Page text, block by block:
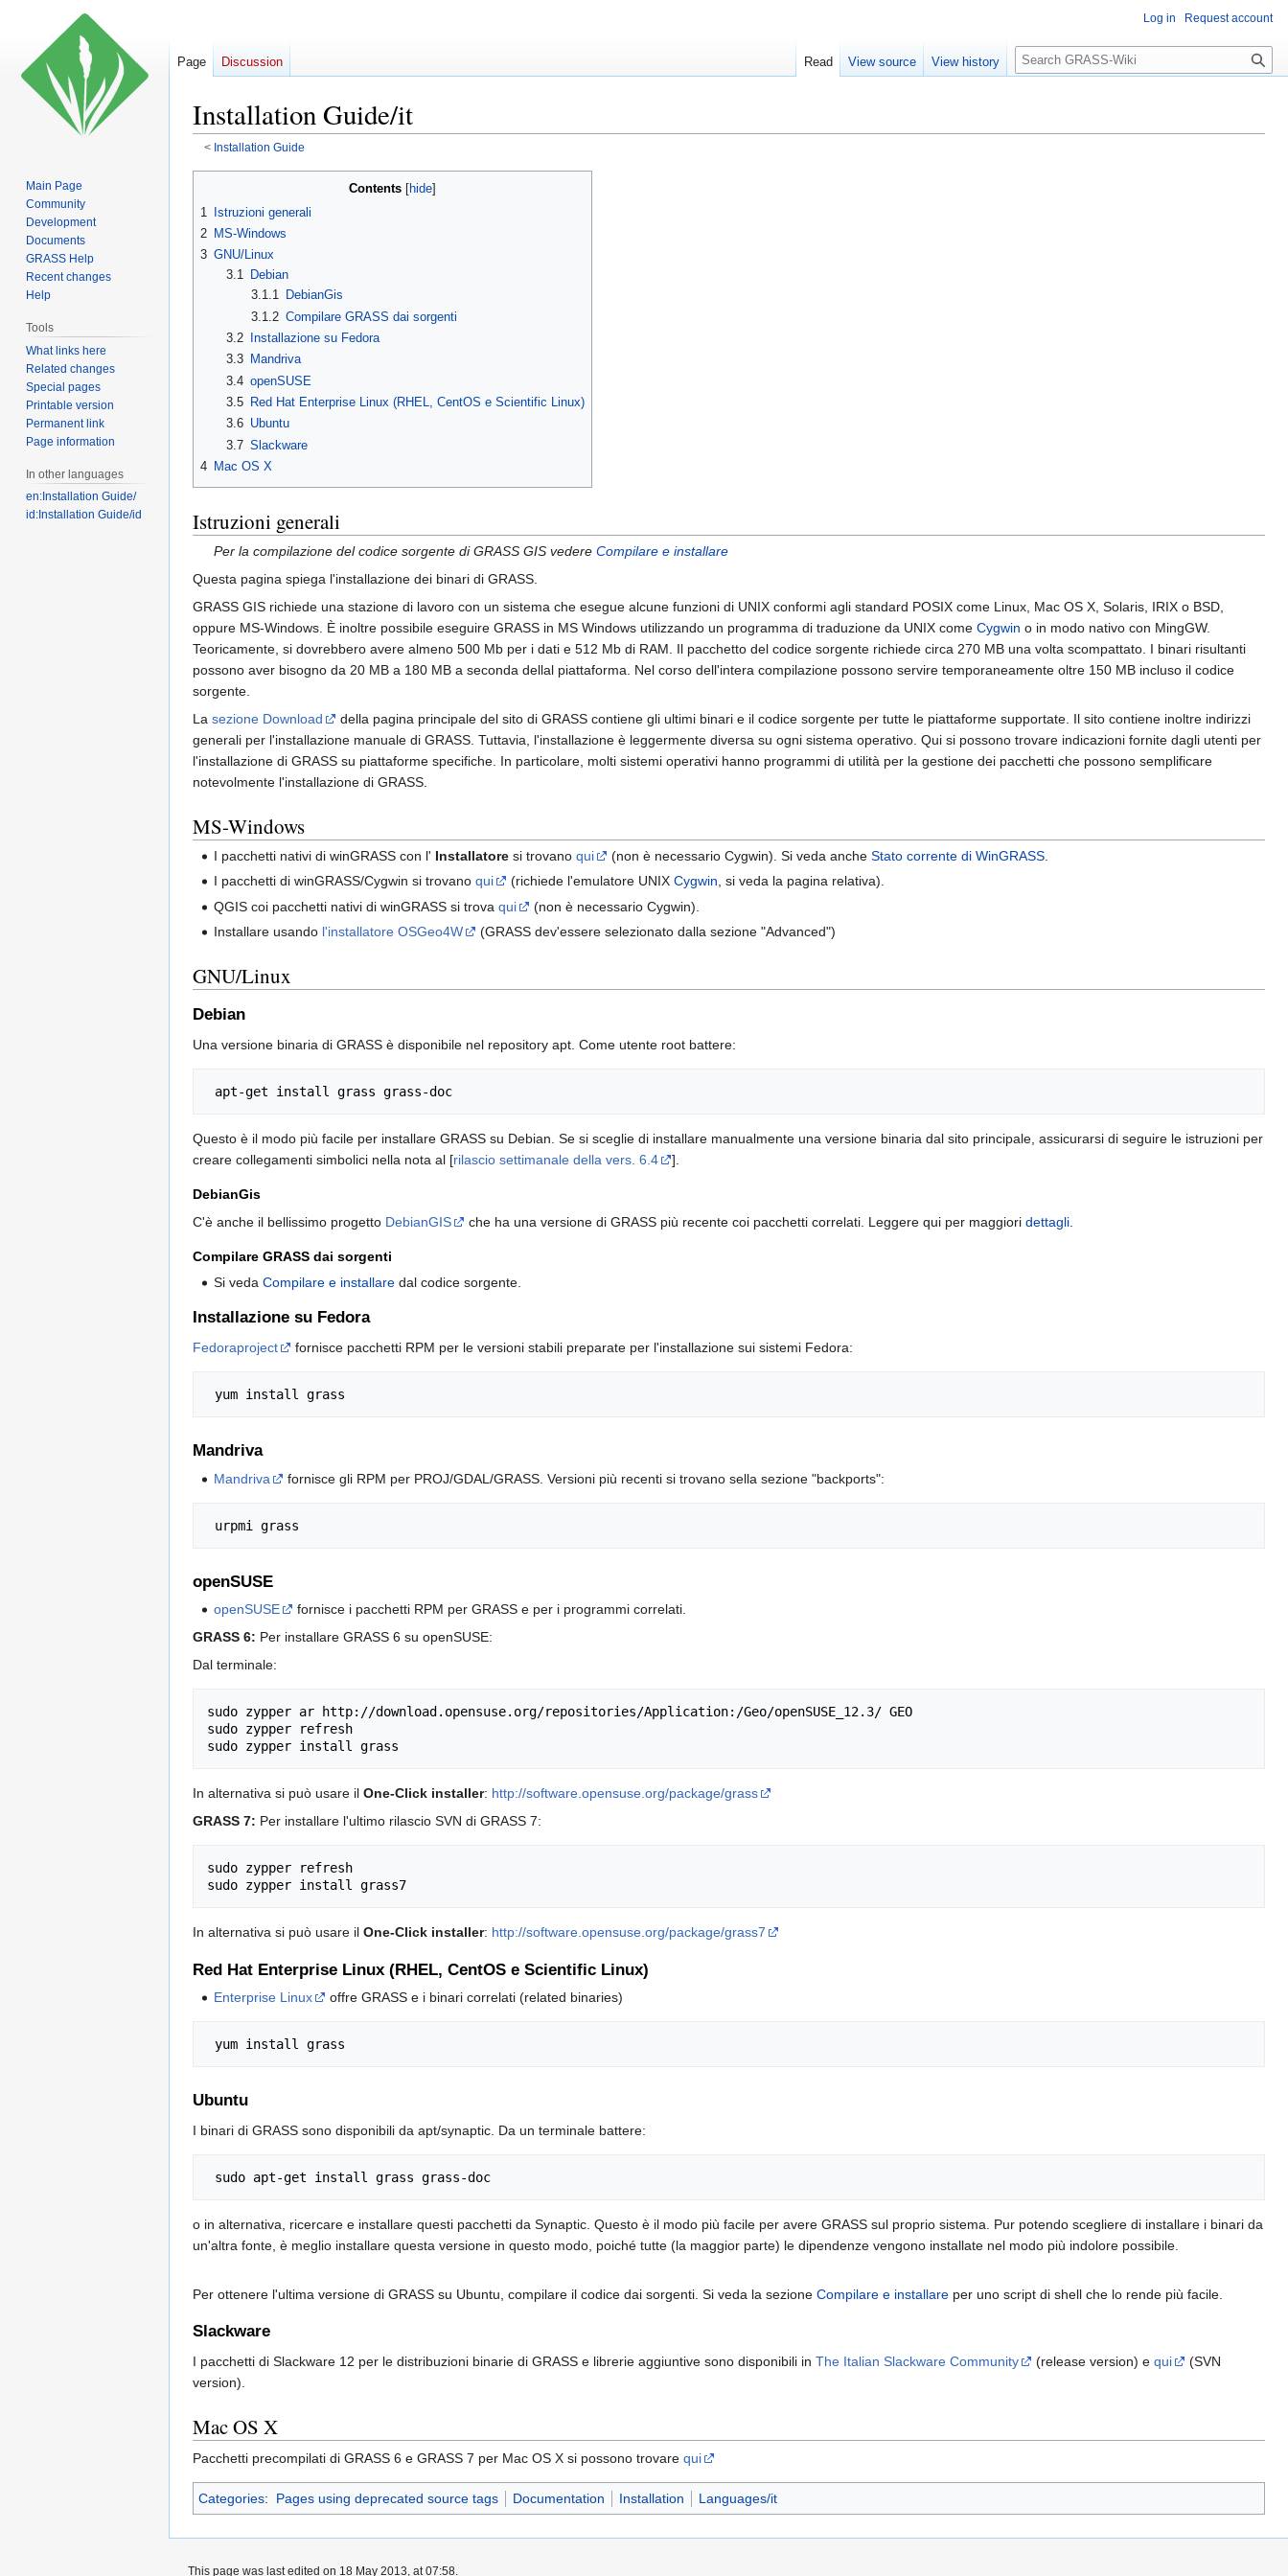
Installation Guide/it
< Installation Guide
Contents
1
Istruzioni generali
2 MS-Windows
3 GNU/Linux
3.1
Debian
3.1.1 DebianGis
3.1.2 Compilare GRASS dai sorgenti
3.2
Installazione su Fedora
3.3
Mandriva
3.4 openSUSE
3.5
Red Hat Enterprise Linux (RHEL, CentOS e Scientific Linux)
3.6 Ubuntu
3.7 Slackware
4 Mac OS X
Istruzioni generali
Per la compilazione del codice sorgente di GRASS GIS vedereCompilare e installare
Questa pagina spiega l'installazione dei binari di GRASS.
GRASS GIS richiede una stazione di lavoro con un sistema che esegue alcune funzioni di UNIX conformi agli standard POSIX come Linux, Mac OS X, Solaris, IRIX o BSD,
oppure MS-Windows. È inoltre possibile eseguire GRASS in MS Windows utilizzando un programma di traduzione da UNIX come Cygwin o in modo nativo con MingGW.
Teoricamente, si dovrebbero avere almeno 500 Mb per i dati e 512 Mb di RAM. Il pacchetto del codice sorgente richiede circa 270 MB una volta scompattato. I binari risultanti
possono aver bisogno da 20 MB a 180 MB a seconda dellal piattaforma. Nel corso dell'intera compilazione possono servire temporaneamente oltre 150 MB incluso il codice
sorgente.
La sezione Download
della pagina principale del sito di GRASS contiene gli ultimi binari e il codice sorgente per tutte le piattaforme supportate. Il sito contiene inoltre indirizzi
generali per l'installazione manuale di GRASS. Tuttavia, l'installazione è leggermente diversa su ogni sistema operativo. Qui si possono trovare indicazioni fornite dagli utenti per
l'installazione di GRASS su piattaforme specifiche. In particolare, molti sistemi operativi hanno programmi di utilità per la gestione dei pacchetti che possono semplificare
notevolmente l'installazione di GRASS.
MS-Windows
I pacchetti nativi di winGRASS con l' Installatore si trovanoqui (non è necessario Cygwin). Si veda ancheStato corrente di WinGRASS
I pacchetti di winGRASS/Cygwin si trovanoqui (richiede l'emulatore UNIXCygwin, si veda la pagina relativa).
QGIS coi pacchetti nativi di winGRASS si trovaqui
(non è necessario Cygwin).
Installare usando l'installatore OSGeo4W (GRASS dev'essere selezionato dalla sezione "Advanced")
GNU/Linux
Debian
Una versione binaria di GRASS è disponibile nel repository apt. Come utente root battere:
Questo è il modo più facile per installare GRASS su Debian. Se si sceglie di installare manualmente una versione binaria dal sito principale, assicurarsi di seguire le istruzioni per
creare collegamenti simbolici nella nota al [rilascio settimanale della vers. 6.4 ].
DebianGis
C'è anche il bellissimo progetto DebianGIS che ha una versione di GRASS più recente coi pacchetti correlati. Leggere qui per maggiori dettagli.
Compilare GRASS dai sorgenti
Si vedaCompilare e installare dal codice sorgente.
Installazione su Fedora
Fedoraproject fornisce pacchetti RPM per le versioni stabili preparate per l'installazione sui sistemi Fedora:
yum install
Mandriva
Mandriva fornisce gli RPM per PROJ/GDAL/GRASS. Versioni più recenti si trovano sella sezione "backports":
openSUSE
openSUSE
fornisce i pacchetti RPM per GRASS e per i programmi correlati.
GRASS 6: Per installare GRASS 6 su openSUSE:
Dal terminale:
sudo zypper ar http://download.opensuse.org/repositories/Application:/Geo/openSUSE_12.3/ GEO
sudo zypper
refresh
sudo zypper install
In alternativa si può usare il One-Click installer: http://software.opensuse.org/package/grass
GRASS 7: Per installare l'ultimo rilascio SVN di GRASS 7:
sudo zypper
refresh
sudo zypper install
In alternativa si può usare il One-Click installer: http://software.opensuse.org/package/grass7
Red Hat Enterprise Linux (RHEL, CentOS e Scientific Linux)
Enterprise Linux offre GRASS e i binari correlati (related binaries)
yum install
Ubuntu
I binari di GRASS sono disponibili da apt/synaptic. Da un terminale battere:
o in alternativa, ricercare e installare questi pacchetti da Synaptic. Questo è il modo più facile per avere GRASS sul proprio sistema. Pur potendo scegliere di installare i binari da
un'altra fonte, è meglio installare questa versione in questo modo, poiché tutte (la maggior parte) le dipendenze vengono installate nel modo più indolore possibile.
Per ottenere l'ultima versione di GRASS su Ubuntu, compilare il codice dai sorgenti. Si veda la sezione Compilare e installare per uno script di shell che lo rende più facile.
Slackware
I pacchetti di Slackware 12 per le distribuzioni binarie di GRASS e librerie aggiuntive sono disponibili in The Italian Slackware Community (release version) e qui
(SVN
version).
Mac OS X
Pacchetti precompilati di GRASS 6 e GRASS 7 per Mac OS X si possono trovare qui
Categories: Pages using deprecated source tags Documentation Installation Languages/it
Log in Request account
Page Discussion Read View source View history
Search
Main Page
Community
Development
Documents
GRASS Help
Recent changes
Help
Tools
What links here
Related changes
Special pages
Printable version
Permanent link
Page information
In other languages
en:Installation Guide/
id:Installation Guide/id
This page was last edited on 18 May 2013, at 07:58.